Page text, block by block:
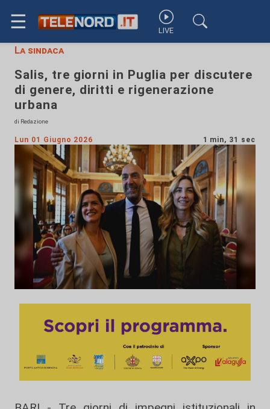
☰ LIVE
La sindaca
Salis, tre giorni in Puglia per discutere
di genere, diritti e rigenerazione
urbana
di Redazione
Lun 01 Giugno 2026 1 min, 31 sec